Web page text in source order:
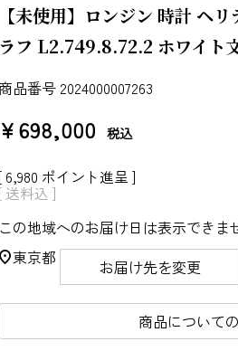
【未使用】ロンジン 時計 ヘ
ラフ L2.749.8.72.2 ホワイト
商品番号 2024000007263
¥698,000 税込
[ 6,980 ポイント進呈 ]
送料込
この地域へのお届け日は表示できま
東京都
お届け先を変更
商品について